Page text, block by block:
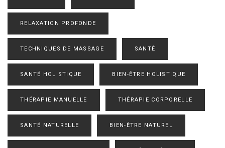
RELAXATION PROFONDE
TECHNIQUES DE MASSAGE SANTÉ
SANTÉ HOLISTIQUE BIEN-ÊTRE HOLISTIQUE
THÉRAPIE MANUELLE THÉRAPIE CORPORELLE
SANTÉ NATURELLE BIEN-ÊTRE NATUREL